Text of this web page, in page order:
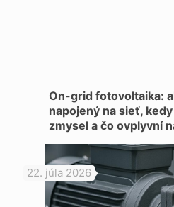
On-grid fotovoltaika:
napojený na sieť,
zmysel a čo ovplyvní
22. júla 2026